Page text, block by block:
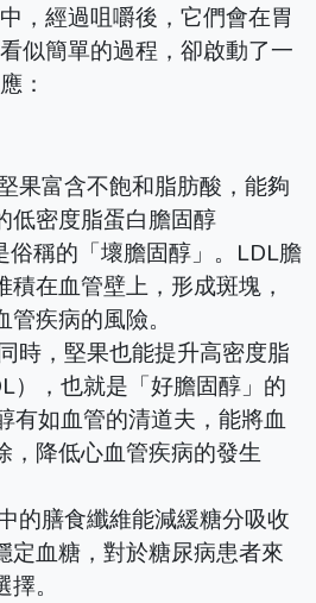
，經過咀嚼後，它們會在胃
似簡單的過程，卻啟動了一
：
果富含不飽和脂肪酸，能夠
低密度脂蛋白膽固醇
俗稱的「壞膽固醇」。LDL膽
積在血管壁上，形成斑塊，
疾病的風險。
時，堅果也能提升高密度脂
），也就是「好膽固醇」的
有如血管的清道夫，能將血
，降低心血管疾病的發生
的膳食纖維能減緩糖分吸收
定血糖，對於糖尿病患者來
。